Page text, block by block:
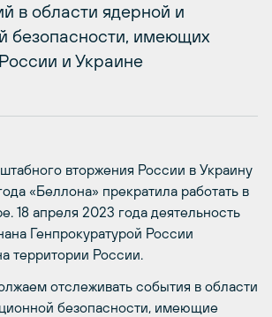
в области ядерной и
безопасности, имеющих
и Украине
вторжения России в Украину
«Беллона» прекратила работать в
18 апреля 2023 года деятельность
Генпрокуратурой России
территории России.
отслеживать события в области
безопасности, имеющие